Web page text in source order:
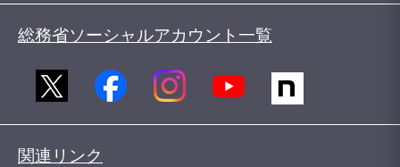
総務省ソーシャルアカウント一覧
関連リンク